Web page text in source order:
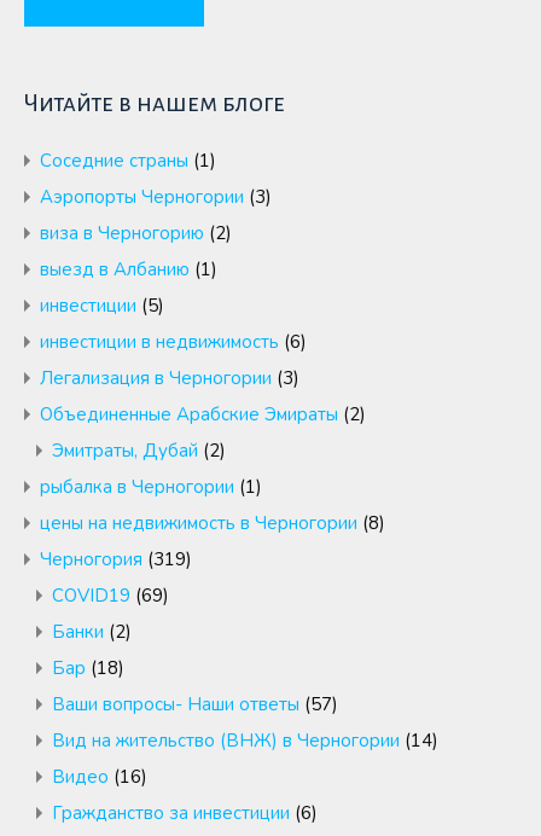
Читайте в нашем блоге
Cоседние страны (1)
Аэропорты Черногории (3)
виза в Черногорию (2)
выезд в Албанию (1)
инвестиции (5)
инвестиции в недвижимость (6)
Легализация в Черногории (3)
Объединенные Арабские Эмираты (2)
Эмитраты, Дубай (2)
рыбалка в Черногории (1)
цены на недвижимость в Черногории (8)
Черногория (319)
COVID19 (69)
Банки (2)
Бар (18)
Ваши вопросы- Наши ответы (57)
Вид на жительство (ВНЖ) в Черногории (14)
Видео (16)
Гражданство за инвестиции (6)